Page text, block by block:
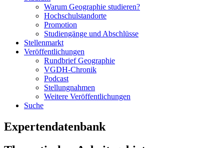
Warum Geographie studieren?
Hochschulstandorte
Promotion
Studiengänge und Abschlüsse
Stellenmarkt
Veröffentlichungen
Rundbrief Geographie
VGDH-Chronik
Podcast
Stellungnahmen
Weitere Veröffentlichungen
Suche
Expertendatenbank